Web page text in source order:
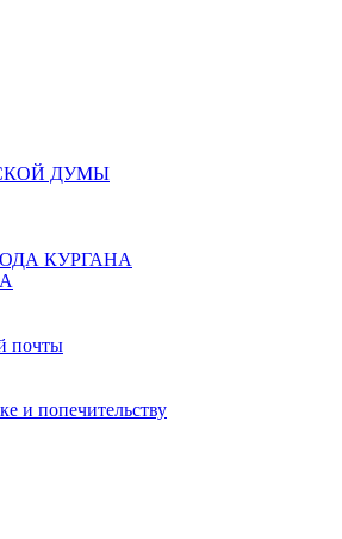
ДУМЫ
КУРГАНА
почты
и попечительству